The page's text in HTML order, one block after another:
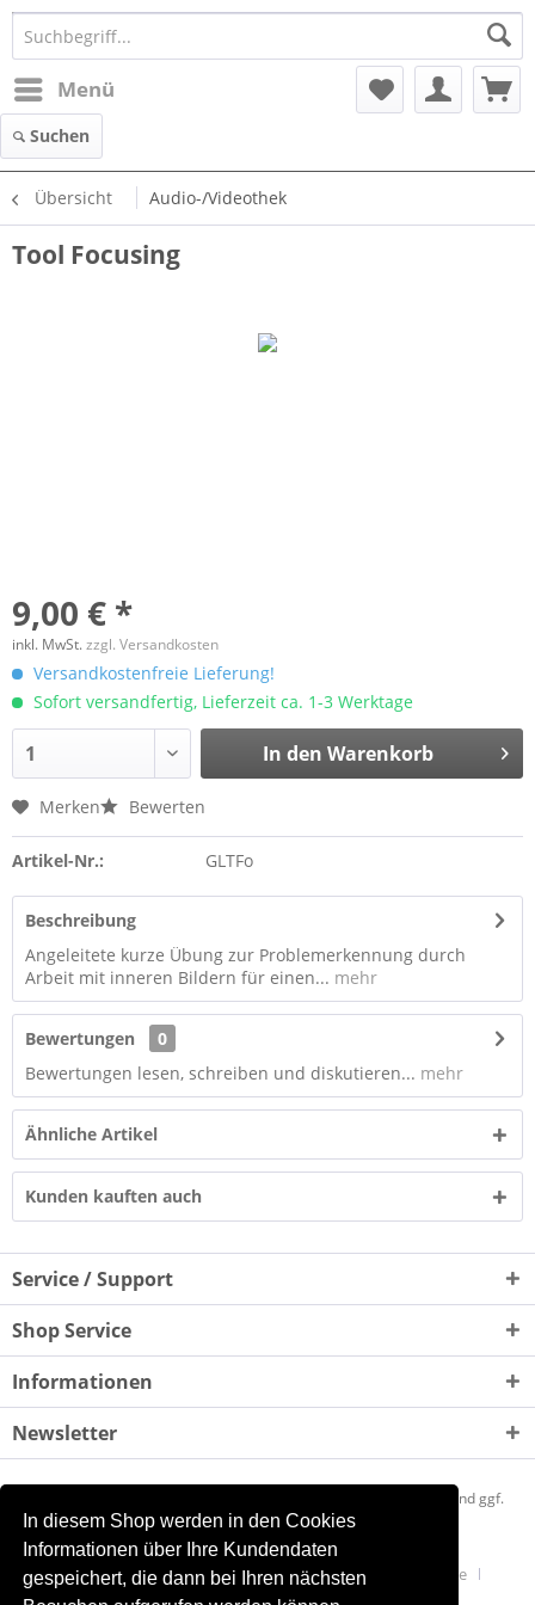
In diesem Shop werden in den Cookies
Informationen über Ihre Kundendaten
gespeichert, die dann bei Ihren nächsten
Menü
Suchen
Übersicht Audio-/Videothek
Tool Focusing
9,00 € *
inkl. MwSt.zzgl. Versandkosten
Versandkostenfreie Lieferung!
Sofort versandfertig, Lieferzeit ca. 1-3 Werktage
In den Warenkorb
Merken Bewerten
Artikel-Nr.: GLTFo
Beschreibung
Angeleitete kurze Übung zur Problemerkennung durch
Arbeit mit inneren Bildern für einen... mehr
Bewertungen
0
Bewertungen lesen, schreiben und diskutieren... mehr
Ähnliche Artikel
Kunden kauften auch
Service / Support
Shop Service
Informationen
Newsletter
und ggf.
Nachnahmegebühren, wenn nicht anders beschrieben
Mein Quantensprung Newsletter akzeptieren
Presse